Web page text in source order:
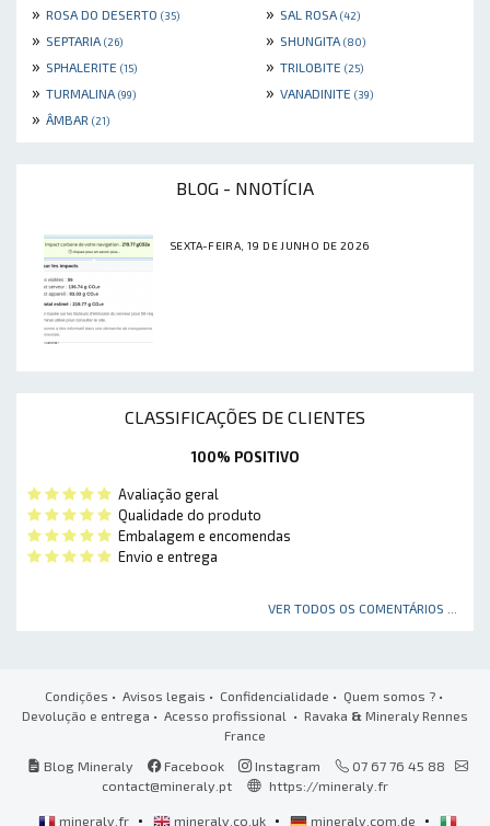
» ROSA DO DESERTO (35) » SAL ROSA (42)
» SEPTARIA (26) » SHUNGITA (80)
» SPHALERITE (15) » TRILOBITE (25)
» TURMALINA (99) » VANADINITE (39)
» ÂMBAR (21)
BLOG - NNOTÍCIA
SEXTA-FEIRA, 19 DE JUNHO DE 2026
CLASSIFICAÇÕES DE CLIENTES
100% POSITIVO
Avaliação geral
Qualidade do produto
Embalagem e encomendas
Envio e entrega
VER TODOS OS COMENTÁRIOS ...
Condições • Avisos legais • Confidencialidade • Quem somos ?•
Devolução e entrega • Acesso profissional • Ravaka & Mineraly Rennes
France
Blog Mineraly
Facebook Instagram
07 67 76 45 88
contact@mineraly.pt
https://mineraly.fr
mineraly.fr • mineraly.co.uk • mineraly.com.de •